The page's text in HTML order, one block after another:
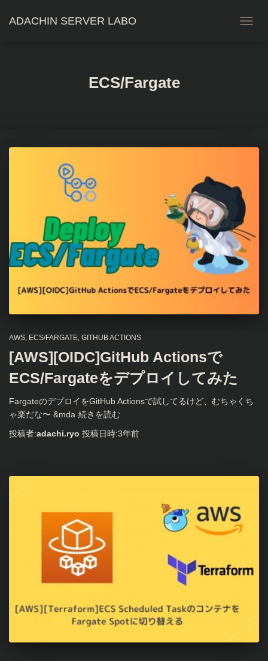
ADACHIN SERVER LABO
ECS/Fargate
AWS ECS/FARGATE GITHUB ACTIONS
[AWS][OIDC]GitHub Actionsで
ECS/Fargateをデプロイしてみた
FargateのデプロイをGitHub Actionsで試してるけど、むちゃくち
ゃ楽だな〜 &mda 続きを読む
投稿者:adachi.ryo 投稿日時:3年前